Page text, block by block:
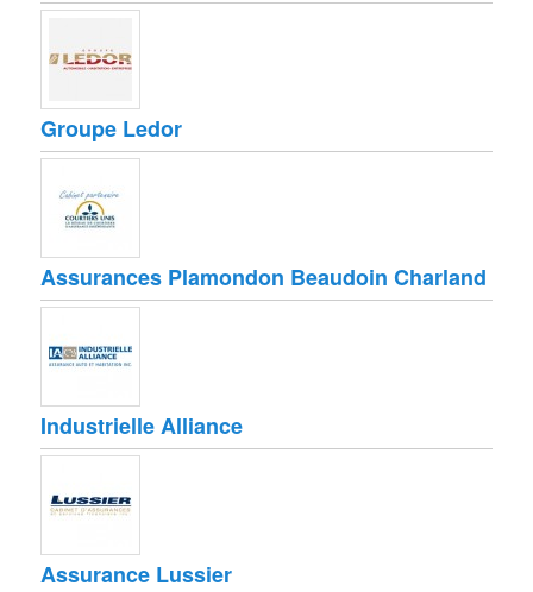
Groupe Ledor
Assurances Plamondon Beaudoin Charland
Industrielle Alliance
Assurance Lussier